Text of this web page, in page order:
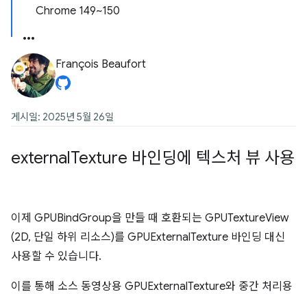
Chrome 149~150
François Beaufort
게시일: 2025년 5월 26일
externalTexture 바인딩에 텍스처 뷰 사용
이제 GPUBindGroup을 만들 때 호환되는 GPUTextureView
(2D, 단일 하위 리소스)를 GPUExternalTexture 바인딩 대신
사용할 수 있습니다.
이를 통해 소스 동영상용 GPUExternalTexture와 중간 처리용